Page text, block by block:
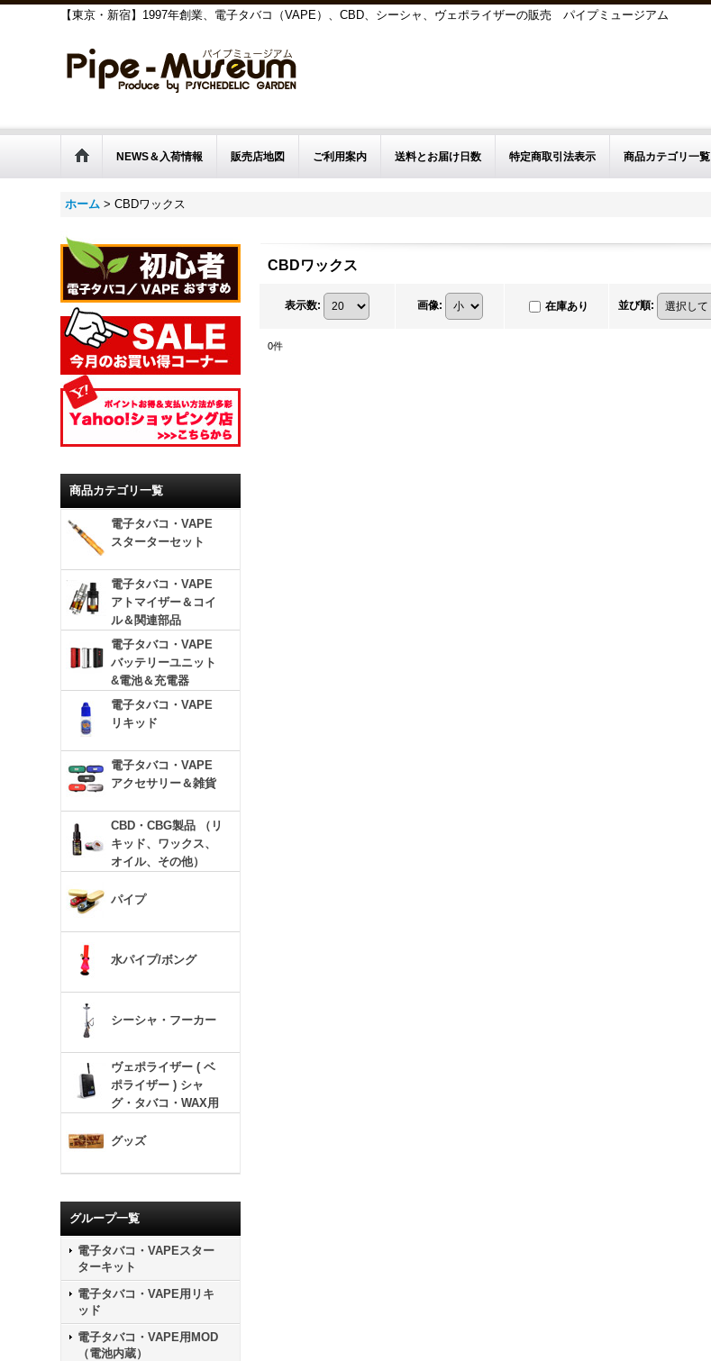
【東京・新宿】1997年創業、電子タバコ（VAPE）、CBD、シーシャ、ヴェポライザーの販売 パイプミュージアム
NEWS＆入荷情報 販売店地図 ご利用案内 送料とお届け日数 特定商取引法表示 商品カテゴリ一覧
ホーム > CBDワックス
商品カテゴリ一覧
電子タバコ・VAPE
スターターセット
電子タバコ・VAPE
アトマイザー＆コイ
ル＆関連部品
電子タバコ・VAPE
バッテリーユニット
&電池＆充電器
電子タバコ・VAPE
リキッド
電子タバコ・VAPE
アクセサリー＆雑貨
CBD・CBG製品 （リ
キッド、ワックス、
オイル、その他）
パイプ
水パイプ/ボング
シーシャ・フーカー
ヴェポライザー ( ベ
ポライザー ) シャ
グ・タバコ・WAX用
グッズ
グループ一覧
電子タバコ・VAPEスター
ターキット
電子タバコ・VAPE用リキ
ッド
電子タバコ・VAPE用MOD
（電池内蔵）
CBDワックス
表示数: 画像: 在庫あり 並び順:
0件